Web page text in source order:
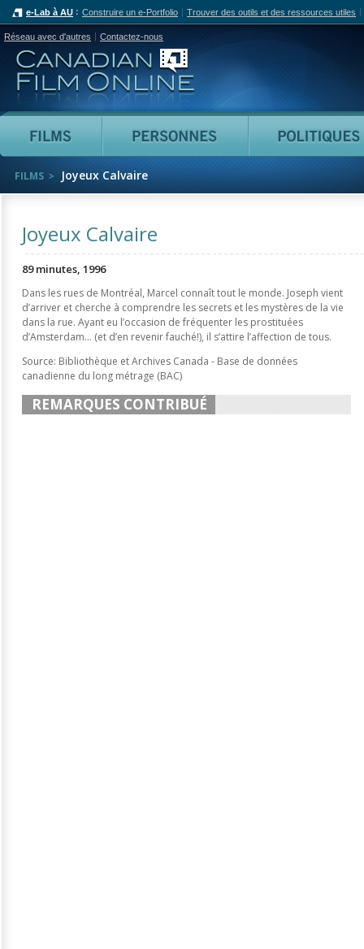
e-Lab à AU Construire un e-Portfolio Trouver des outils et des ressources utiles
Réseau avec d'autres Contactez-nous
Canadian Film Online
Films Personnes
FILMS Joyeux Calvaire
Joyeux Calvaire
89 minutes, 1996
Dans les rues de Montréal, Marcel connaît tout le monde. Joseph vient
d’arriver et cherche à comprendre les secrets et les mystères de la vie
dans la rue. Ayant eu l’occasion de fréquenter les prostituées
d’Amsterdam... (et d’en revenir fauché!), il s’attire l’affection de tous.
Source: Bibliothèque et Archives Canada - Base de données
canadienne du long métrage (BAC)
REMARQUES CONTRIBUÉ